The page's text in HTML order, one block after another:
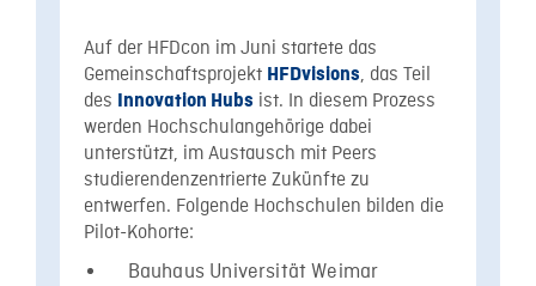
Auf der HFDcon im Juni startete das
Gemeinschaftsprojekt HFDvisions, das Teil
des
Innovation Hubs ist. In diesem Prozess
werden Hochschulangehörige dabei
unterstützt, im Austausch mit Peers
studierendenzentrierte Zukünfte zu
entwerfen. Folgende Hochschulen bilden die
Pilot-Kohorte:
Bauhaus Universität Weimar